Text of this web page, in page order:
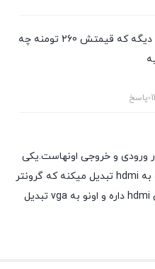
سلام این محصول با محصول دیگه که قیمتش 260 تومنه چه
پاسخ
ورودی و خروجی اونهاست.یکی
ورودی vga داره و اونو به hdmi تبدیل میکنه که گرونتر
هست و دیگری ورودی hdmi داره و اونو به vga تبدیل